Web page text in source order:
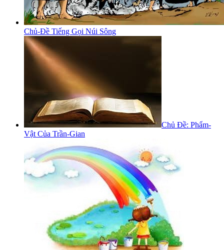
Chủ-Đề Tiếng Gọi Núi Sông
Chủ Đề: Phẩm-
Vật Của Trần-Gian